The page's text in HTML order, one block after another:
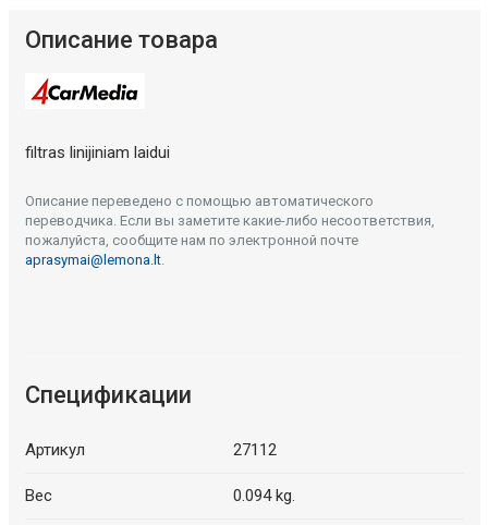
Описание товара
filtras linijiniam laidui
Описание переведено с помощью автоматического
переводчика. Если вы заметите какие-либо несоответствия,
пожалуйста, сообщите нам по электронной почте
aprasymai@lemona.lt.
Спецификации
Артикул 27112
Вес 0.094 kg.